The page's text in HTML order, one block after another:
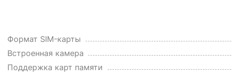
Формат SIM-карты
Встроенная камера
Поддержка карт памяти